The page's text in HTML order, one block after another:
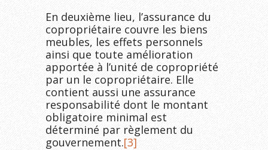
En deuxième lieu, l’assurance du
copropriétaire couvre les biens
meubles, les effets personnels
ainsi que toute amélioration
apportée à l’unité de copropriété
par un le copropriétaire. Elle
contient aussi une assurance
responsabilité dont le montant
obligatoire minimal est
déterminé par règlement du
gouvernement.[3]